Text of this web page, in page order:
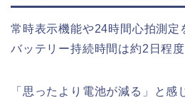
常時表示機能や24時間心拍測定
バッテリー持続時間は約2日程
「思ったより電池が減る」と感